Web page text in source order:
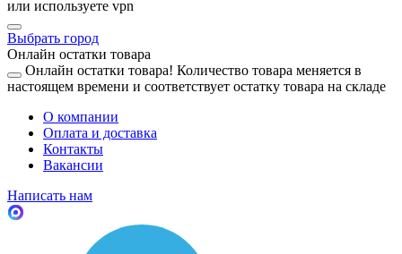
или используете vpn
Выбрать город
Онлайн остатки товара
Онлайн остатки товара! Количество товара меняется в
настоящем времени и соответствует остатку товара на складе
О компании
Оплата и доставка
Контакты
Вакансии
Написать нам